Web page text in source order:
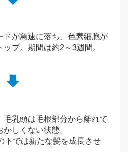
ドが急速に落ち、色素細胞が
ップ。期間は約2～3週間。
毛乳頭は毛根部分から離れて
しくない状態。
下では新たな髪を成長させ